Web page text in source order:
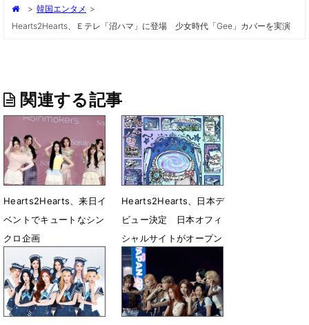
> 韓国エンタメ >
Hearts2Hearts、Ｅテレ「沼ハマ」に登場 少女時代「Gee」カバーを実演
関連する記事
Hearts2Hearts、来日イ
ベントでキュートなシン
クロ企画
7月19日 18時23分
Hearts2Hearts、日本デ
ビュー決定 日本オフィ
シャルサイトがオープン
7月7日 13時17分